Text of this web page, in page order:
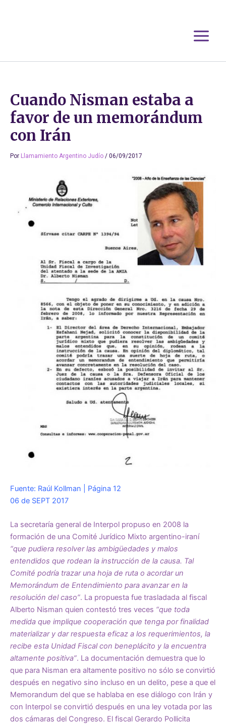
Cuando Nisman estaba a
favor de un memorándum
con Irán
Por Llamamiento Argentino Judío / 06/09/2017
Fuente: Raúl Kollman | Página 12
06 de SEPT 2017
La secretaría general de Interpol propuso en 2008 la
formación de una Comité Jurídico Mixto argentino-iraní
“que pudiera resolver las ambigüedades y malos
entendidos que rodean la instrucción de la causa. Tal
Comité podría trazar una hoja de ruta o acordar un
Memorándum de Entendimiento para avanzar en la
resolución del caso”. La propuesta fue trasladada al fiscal
Alberto Nisman quien contestó tres veces “que toda
medida que implique cooperación que tenga por finalidad
materializar y dar respuesta eficaz a los requerimientos, la
recibe esta Unidad Fiscal con beneplácito y la encuentra
altamente positiva”. La documentación demuestra que lo
que para Nisman era altamente positivo no sólo se convirtió
después en negativo sino incluso en un delito, pese a que el
Memorandum del que se hablaba en ese diálogo con Irán y
con Interpol se convirtió después en una ley votada por las
dos cámaras del Congreso. El fiscal Gerardo Pollicita